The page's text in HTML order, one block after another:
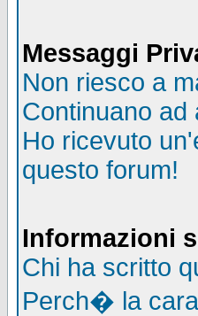
Messaggi
Non riesco a
Continuano ad
Ho ricevuto
questo forum!
Informazioni
Chi ha scritto
Perch� la